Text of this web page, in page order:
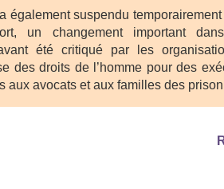
également suspendu
un changement important
été critiqué par les
des droits de l’homme pour des
aux avocats et aux familles des